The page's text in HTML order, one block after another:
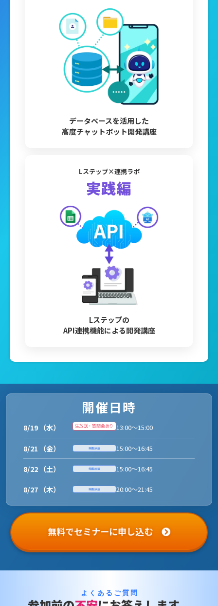
データベースを活用した
高度チャットボット開発講座
Lステップ×連携ラボ
実践編
Lステップの
API連携機能による開発講座
開催日時
8/19 （水） 生放送・質問会あり 13:00～15:00
8/21 （金） 録画放送 15:00～16:45
8/22 （土） 録画放送 15:00～16:45
8/27 （木） 録画放送 20:00～21:45
無料でセミナーに申し込む
よくあるご質問